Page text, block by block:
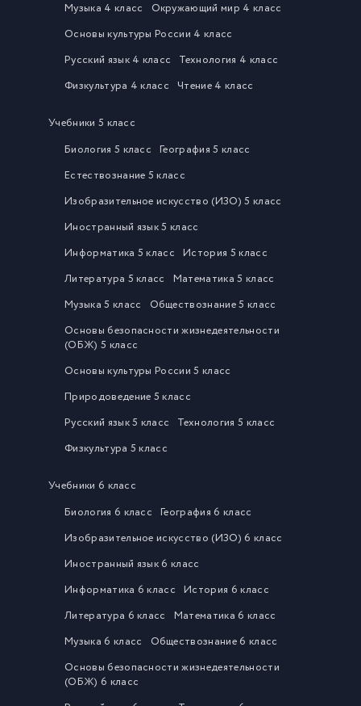
Музыка 4 класс
Окружающий мир 4 класс
Основы культуры России 4 класс
Русский язык 4 класс
Технология 4 класс
Физкультура 4 класс
Чтение 4 класс
Учебники 5 класс
Биология 5 класс
География 5 класс
Естествознание 5 класс
Изобразительное искусство (ИЗО) 5 класс
Иностранный язык 5 класс
Информатика 5 класс
История 5 класс
Литература 5 класс
Математика 5 класс
Музыка 5 класс
Обществознание 5 класс
Основы безопасности жизнедеятельности
(ОБЖ) 5 класс
Основы культуры России 5 класс
Природоведение 5 класс
Русский язык 5 класс
Технология 5 класс
Физкультура 5 класс
Учебники 6 класс
Биология 6 класс
География 6 класс
Изобразительное искусство (ИЗО) 6 класс
Иностранный язык 6 класс
Информатика 6 класс
История 6 класс
Литература 6 класс
Математика 6 класс
Музыка 6 класс
Обществознание 6 класс
Основы безопасности жизнедеятельности
(ОБЖ) 6 класс